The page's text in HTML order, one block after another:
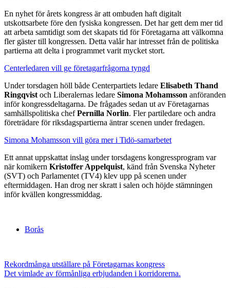
En nyhet för årets kongress är att ombuden haft digitalt
utskottsarbete före den fysiska kongressen. Det har gett dem mer tid
att arbeta samtidigt som det skapats tid för Företagarna att välkomna
fler gäster till kongressen. Detta valår har intresset från de politiska
partierna att delta i programmet varit mycket stort.
Centerledaren vill ge företagarfrågorna tyngd
Under torsdagen höll både Centerpartiets ledare Elisabeth Thand
Ringqvist och Liberalernas ledare Simona Mohamsson anföranden
inför kongressdeltagarna. De frågades sedan ut av Företagarnas
samhällspolitiska chefPernilla Norlin. Fler partiledare och andra
företrädare för riksdagspartierna äntrar scenen under fredagen.
Simona Mohamsson vill göra mer i Tidö-samarbetet
Ett annat uppskattat inslag under torsdagens kongressprogram var
när komikern Kristoffer Appelquist, känd från Svenska Nyheter
(SVT) och Parlamentet (TV4) klev upp på scenen under
eftermiddagen. Han drog ner skratt i salen och höjde stämningen
inför kvällen kongressmiddag.
Borås
Rekordmånga utställare på Företagarnas kongress
Det vimlade av förmånliga erbjudanden i korridorerna.